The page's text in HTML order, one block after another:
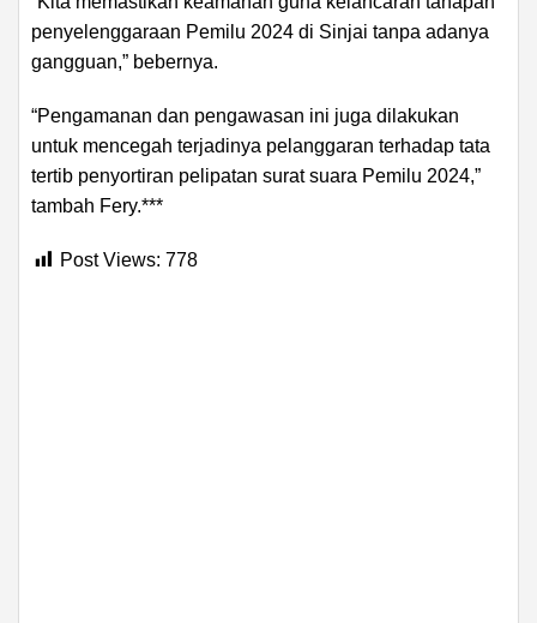
penyelenggaraan Pemilu 2024 di Sinjai tanpa adanya
gangguan,” bebernya.
“Pengamanan dan pengawasan ini juga dilakukan
untuk mencegah terjadinya pelanggaran terhadap tata
tertib penyortiran pelipatan surat suara Pemilu 2024,”
tambah Fery.***
Post Views: 778